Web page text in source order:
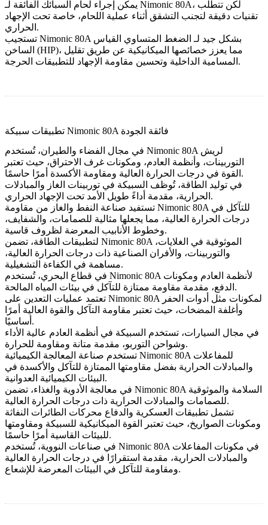
يمكن إجراء لحام السبائك الفائقة لـ Nimonic 80A، لكن تتطلب
تقنيات دقيقة لتجنب التشقق أثناء عملية اللحام، خاصة تحت الإجهاد
الحراري.
تستجيب Nimonic 80A بشكل جيد لـ الضغط المتساوي القياس
الساخن (HIP)، مما يعزز خصائصها الميكانيكية عن طريق تقليل
المسامية الداخلية وتحسين مقاومة الإجهاد للتطبيقات الحرجة.
تطبيقات سبيكة Nimonic 80A فائقة الجودة
في مجال الفضاء والطيران، تُستخدم Nimonic 80A لريش
التوربينات، وأنظمة العادم، ومكونات غرف الاحتراق، حيث تعتبر
القوة في درجات الحرارة العالية ومقاومة الأكسدة أمرًا حاسمًا.
في توليد الطاقة، تُوظف السبيكة في توربينات الغاز والمبادلات
الحرارية، مقدمة أداءً طويل الأمد تحت الإجهاد الحراري.
تستفيد صناعة النفط والغاز من مقاومة Nimonic 80A للتآكل في
درجات الحرارة العالية، مما يجعلها مثالية للصمامات، والشفايف،
وخطوط الأنابيب المعرضة لظروف قاسية.
لتطبيقات الطاقة، تضمن Nimonic 80A الموثوقية في الغلايات،
والتوربينات، والأفران الصناعية ذات درجات الحرارة العالية،
مساهمة في الكفاءة التشغيلية.
في قطاع البحري، تُستخدم Nimonic 80A لأنظمة العادم ومكونات
الدفع، مقدمة مقاومة ممتازة للتآكل في بيئات المياه المالحة.
تعتمد عمليات التعدين على Nimonic 80A لمكونات مثل أدوات الحفر
وأغلفة المضخات، حيث تعتبر مقاومة التآكل والقوة العالية أمرًا
أساسيًا.
في مجال السيارات، تستخدم السبيكة في أنظمة العادم عالية الأداء
وشواحن التوربو، مقدمة متانة ومقاومة للحرارة.
تستخدم صناعة المعالجة الكيميائية
Nimonic 80A للمفاعلات
والمبادلات الحرارية بفضل مقاومتها الممتازة للتآكل والأكسدة في
البيئات الكيميائية العدوانية.
في معالجة الأدوية والغذاء، تضمن Nimonic 80A السلامة والموثوقية
للصمامات والمبادلات الحرارية ذات درجات الحرارة العالية.
تشمل تطبيقات العسكرية والدفاع محركات الطائرات النفاثة
ومكونات الصواريخ، حيث تعتبر القوة الميكانيكية للسبيكة ومقاومتها
للبيئات القاسية أمرًا حاسمًا.
في صناعات النووية، تُستخدم Nimonic 80A في مكونات المفاعلات
والمبادلات الحرارية، مقدمة استقرارًا في درجات الحرارة العالية
ومقاومة للتآكل في البيئات المعرضة للإشعاع.